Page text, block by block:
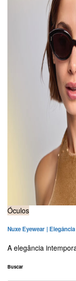
Óculos
Nuxe Eyewear |
A elegância
Buscar